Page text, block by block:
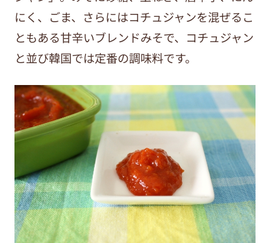
にく、ごま、さらにはコチュジャンを混ぜるこ
ともある甘辛いブレンドみそで、コチュジャン
と並び韓国では定番の調味料です。